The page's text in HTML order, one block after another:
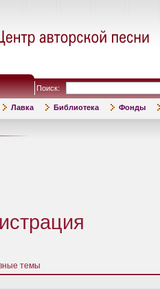
Поиск:
Лавка Библиотека Фонды
темы